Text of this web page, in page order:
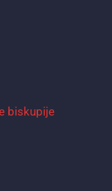
biskupije